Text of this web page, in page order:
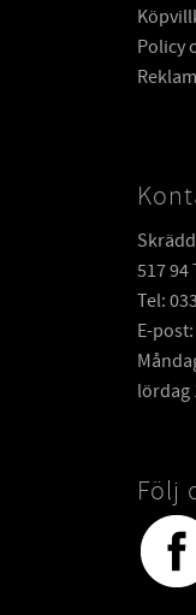
Policy
517 94
Tel:
E-
lördag
Följ